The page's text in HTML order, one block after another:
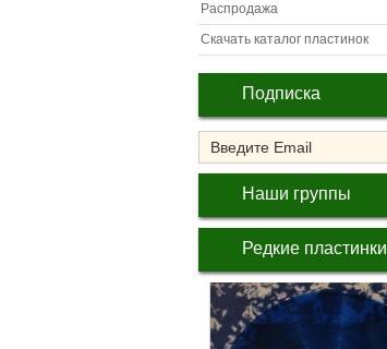
Распродажа
Скачать каталог пластинок
Подписка
Наши группы
Редкие пластинки